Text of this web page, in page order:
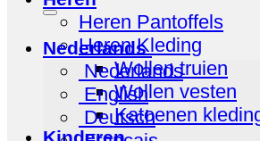
Heren Pantoffels
Heren Kleding
Wollen truien
Wollen vesten
Katoenen
naar:
Nederlands
Nederlands
English
Deutsch